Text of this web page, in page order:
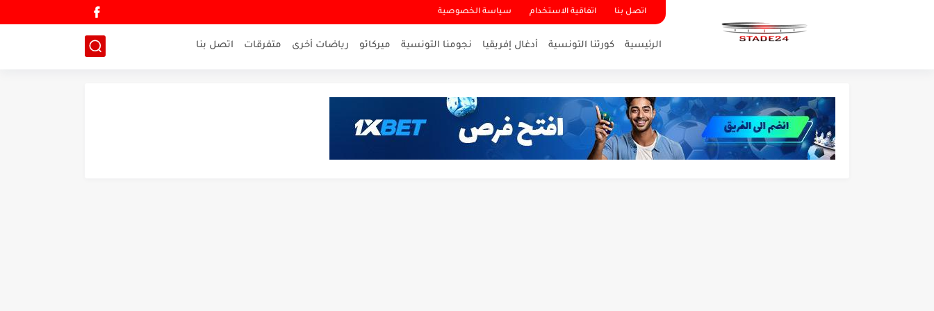
اتصل بنا اتفاقية الاستخدام سياسة الخصوصية
الرئيسية كورتنا التونسية أدغال إفريقيا نجومنا التونسية ميركاتو رياضات أخرى متفرقات اتصل بنا